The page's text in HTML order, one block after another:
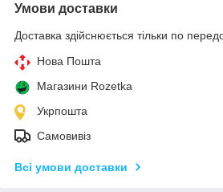
Умови доставки
Доставка здійснюється тільки по
Нова Пошта
Магазини Rozetka
Укрпошта
Самовивіз
Всі умови доставки